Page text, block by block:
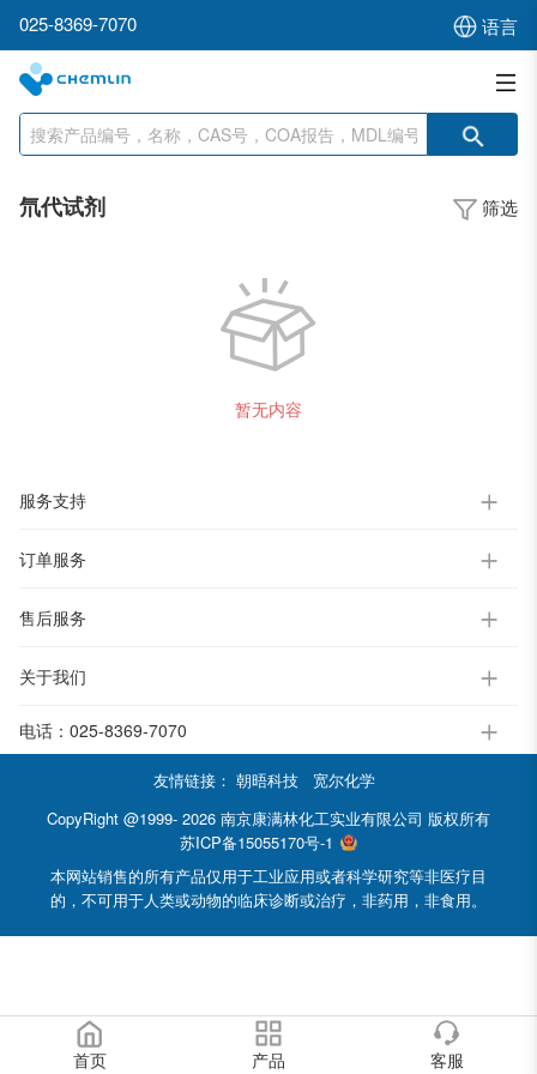
025-8369-7070 语言
氘代试剂 筛选
暂无内容
服务支持
订单服务
售后服务
关于我们
电话： 025-8369-7070
友情链接： 朝晤科技
宽尔化学
CopyRight @1999- 2026 南京康满林化工实业有限公司 版权所有
苏ICP备15055170号-1
本网站销售的所有产品仅用于工业应用或者科学研究等非医疗目
的，不可用于人类或动物的临床诊断或治疗，非药用，非食用。
首页 产品 客服